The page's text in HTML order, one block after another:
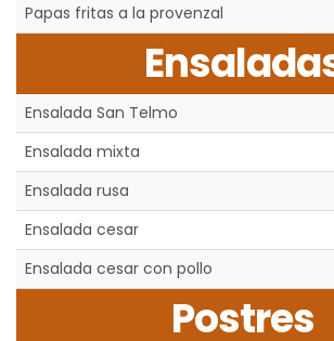
Papas fritas a la provenzal
Ensalada San Telmo
Ensalada mixta
Ensalada rusa
Ensalada cesar
Ensalada cesar con pollo
Postres